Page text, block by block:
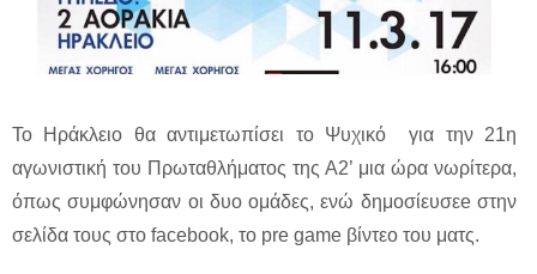
Το Ηράκλειο θα αντιμετωπίσει το Ψυχικό για την 21η
αγωνιστική του Πρωταθλήματος της Α2’ μια ώρα νωρίτερα,
όπως συμφώνησαν οι δυο ομάδες, ενώ δημοσίευσεe στην
σελίδα τους στο facebook, το pre game βίντεο του ματς.